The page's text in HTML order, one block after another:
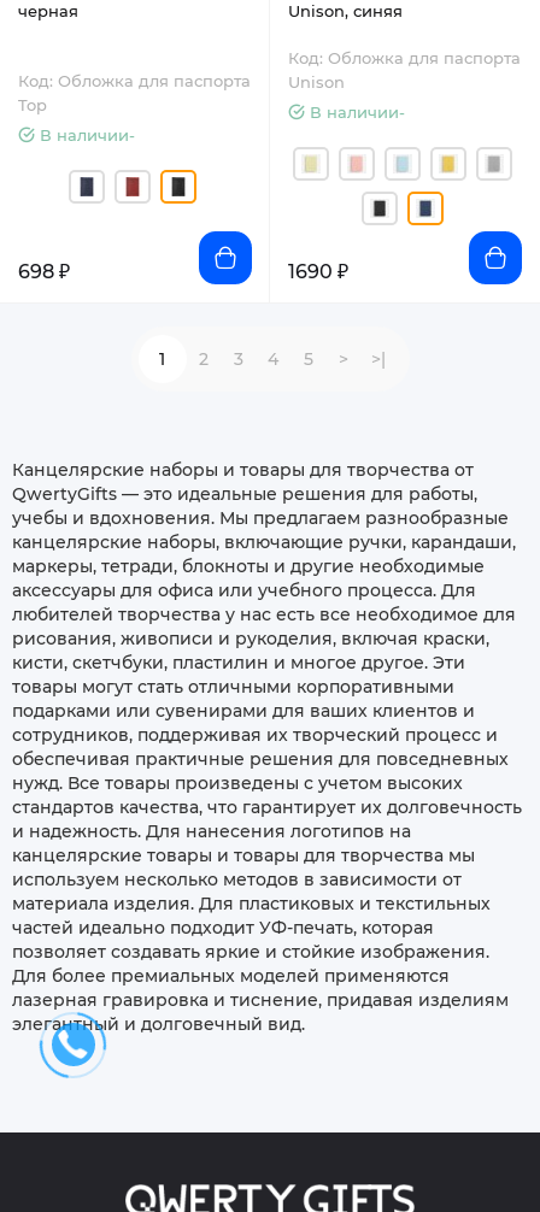
черная
Код: Обложка для паспорта
Top
В наличии-
698 ₽
Unison, синяя
Код: Обложка для паспорта
Unison
В наличии-
1690 ₽
1 2 3 4 5 > >|
Канцелярские наборы и товары для творчества от
QwertyGifts — это идеальные решения для работы,
учебы и вдохновения. Мы предлагаем разнообразные
канцелярские наборы, включающие ручки, карандаши,
маркеры, тетради, блокноты и другие необходимые
аксессуары для офиса или учебного процесса. Для
любителей творчества у нас есть все необходимое для
рисования, живописи и рукоделия, включая краски,
кисти, скетчбуки, пластилин и многое другое. Эти
товары могут стать отличными корпоративными
подарками или сувенирами для ваших клиентов и
сотрудников, поддерживая их творческий процесс и
обеспечивая практичные решения для повседневных
нужд. Все товары произведены с учетом высоких
стандартов качества, что гарантирует их долговечность
и надежность. Для нанесения логотипов на
канцелярские товары и товары для творчества мы
используем несколько методов в зависимости от
материала изделия. Для пластиковых и текстильных
частей идеально подходит УФ-печать, которая
позволяет создавать яркие и стойкие изображения.
Для более премиальных моделей применяются
лазерная гравировка и тиснение, придавая изделиям
элегантный и долговечный вид.